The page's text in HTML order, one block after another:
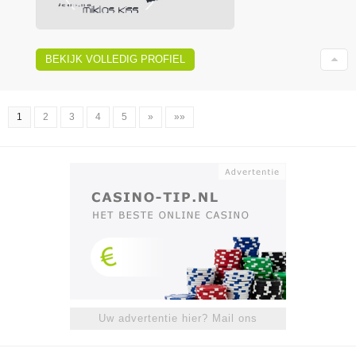
BEKIJK VOLLEDIG PROFIEL
1 2 3 4 5 » »»
Uw advertentie hier? Mail ons